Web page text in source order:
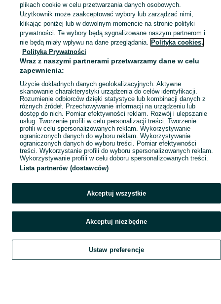
Skorzystaj z największego serwisu ogłoszeniowego - Graboszyce i okolice! Kupuj to, czego pragniesz i sprzedawaj to, czego już nie potrzebujesz! Zobacz
Mapa kategorii
Mapa miejscowości
Mapa ministron
Szukaj Obserwujesz Dodaj Czat Konto
plikach cookie w celu przetwarzania danych osobowych.
Użytkownik może zaakceptować wybory lub zarządzać nimi,
klikając poniżej lub w dowolnym momencie na stronie polityki
prywatności. Te wybory będą sygnalizowane naszym partnerom i
nie będą miały wpływu na dane przeglądania. Polityka cookies,
Polityka Prywatności
Wraz z naszymi partnerami przetwarzamy dane w celu
zapewnienia:
Użycie dokładnych danych geolokalizacyjnych. Aktywne
skanowanie charakterystyki urządzenia do celów identyfikacji.
Rozumienie odbiorców dzięki statystyce lub kombinacji danych z
różnych źródeł. Przechowywanie informacji na urządzeniu lub
dostęp do nich. Pomiar efektywności reklam. Rozwój i ulepszanie
usług. Tworzenie profili w celu personalizacji treści. Tworzenie
profili w celu spersonalizowanych reklam. Wykorzystywanie
ograniczonych danych do wyboru reklam. Wykorzystywanie
ograniczonych danych do wyboru treści. Pomiar efektywności
treści. Wykorzystanie profili do wyboru spersonalizowanych reklam.
Wykorzystywanie profili w celu doboru spersonalizowanych treści.
Lista partnerów (dostawców)
Akceptuj wszystkie
Akceptuj niezbędne
Ustaw preferencje